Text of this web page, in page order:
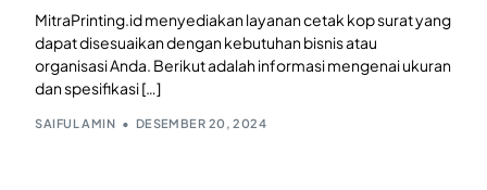
MitraPrinting.id menyediakan layanan cetak kop surat yang
dapat disesuaikan dengan kebutuhan bisnis atau
organisasi Anda. Berikut adalah informasi mengenai ukuran
dan spesifikasi […]
SAIFUL AMIN DESEMBER 20, 2024